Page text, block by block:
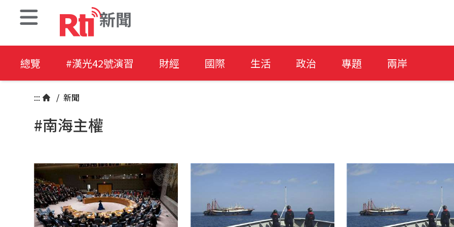
新聞
總覽 #漢光42號演習 財經 國際 生活 政治 專題 兩岸
::: / 新聞
#南海主權